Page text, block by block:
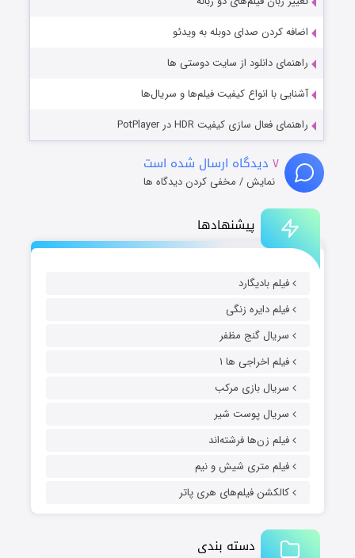
پیشنهادها
فیلم بادیگارد
فیلم دایره زنگی
سریال گنج مظفر
فیلم اخراجی ها ۱
سریال بازی مرکب
سریال پوست شیر
فیلم زن‌ها فرشته‌اند
فیلم متری شیش و نیم
کالکشن فیلم‌های هری پاتر
دسته بندی
اضافه کردن صدای دوبله به ویدئو
راهنمای دانلود از سایت دوستی ها
آشنایی با انواع کیفیت فیلم‌ها و سریال‌ها
راهنمای فعال سازی کیفیت HDR در PotPlayer
۷ دیدگاه ارسال شده است
نمایش / مخفی کردن دیدگاه ها